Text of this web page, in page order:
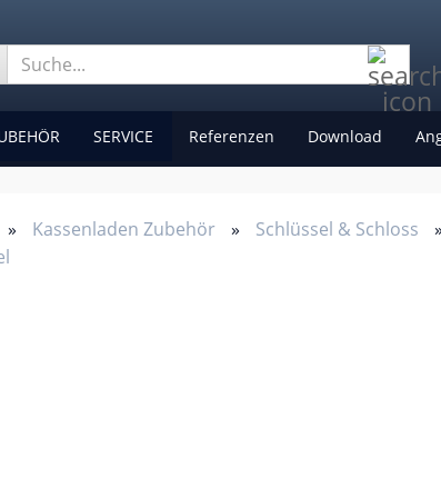
SERVICE Referenzen Download
» Kassenladen Zubehör » Schlüssel & Schloss
»